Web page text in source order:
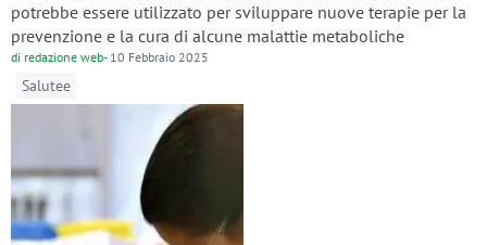
potrebbe essere utilizzato per sviluppare nuove terapie per la
prevenzione e la cura di alcune malattie metaboliche
di redazione web- 10 Febbraio 2025
Salutee